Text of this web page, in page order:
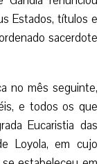
Estados, títulos e
sacerdote
no mês seguinte,
e todos os que
Eucaristia das
Loyola, em cujo